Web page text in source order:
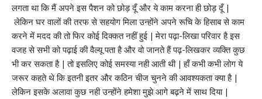
लगता था कि मैं अपने इस पैशन को छोड़ दूँ और ये काम करना ही छोड़ दूँ |
लेकिन घर वालों की तरफ से सहयोग मिला उन्होंने अपने रूचि के हिसाब से काम
करने में मदद की तो फिर कोई दिक्कत नहीं हुई | मेरा पढ़ा-लिखा परिवार है इस
वजह से सभी को पढ़ाई की वैल्यू पता है और वो जानते हैं पढ़-लिखकर व्यक्ति कुछ
भी कर सकता है | तो इसलिए कोई समस्या नही आती थी | हाँ कभी कभी लोग ये
जरूर कहते थे कि इतनी इतर और कठिन चीज चुनने की आवश्यकता क्या है |
लेकिन इसके अलावा कुछ नही उन्होंने हमेशा मुझे आगे बढ़ने में साथ दिया |